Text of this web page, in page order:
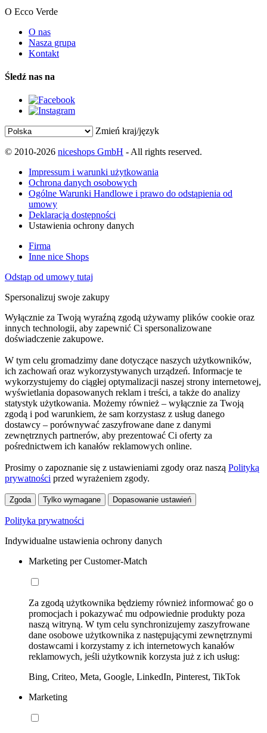
O Ecco Verde
O nas
Nasza grupa
Kontakt
Śledź nas na
Zmień kraj/język
© 2010-2026 niceshops GmbH - All rights reserved.
Impressum i warunki użytkowania
Ochrona danych osobowych
Ogólne Warunki Handlowe i prawo do odstąpienia od
umowy
Deklaracja dostępności
Ustawienia ochrony danych
Firma
Inne nice Shops
Odstąp od umowy tutaj
Spersonalizuj swoje zakupy
Wyłącznie za Twoją wyraźną zgodą używamy plików cookie oraz
innych technologii, aby zapewnić Ci spersonalizowane
doświadczenie zakupowe.
W tym celu gromadzimy dane dotyczące naszych użytkowników,
ich zachowań oraz wykorzystywanych urządzeń. Informacje te
wykorzystujemy do ciągłej optymalizacji naszej strony internetowej,
wyświetlania dopasowanych reklam i treści, a także do analizy
statystyk użytkowania. Możemy również – wyłącznie za Twoją
zgodą i pod warunkiem, że sam korzystasz z usług danego
dostawcy – porównywać zaszyfrowane dane z danymi
zewnętrznych partnerów, aby prezentować Ci oferty za
pośrednictwem ich kanałów reklamowych online.
Prosimy o zapoznanie się z ustawieniami zgody oraz naszą Polityką
prywatności przed wyrażeniem zgody.
Zgoda Tylko wymagane Dopasowanie ustawień
Polityka prywatności
Indywidualne ustawienia ochrony danych
Marketing per Customer-Match
Za zgodą użytkownika będziemy również informować go o
promocjach i pokazywać mu odpowiednie produkty poza
naszą witryną. W tym celu synchronizujemy zaszyfrowane
dane osobowe użytkownika z następującymi zewnętrznymi
dostawcami i korzystamy z ich internetowych kanałów
reklamowych, jeśli użytkownik korzysta już z ich usług:
Bing, Criteo, Meta, Google, LinkedIn, Pinterest, TikTok
Marketing